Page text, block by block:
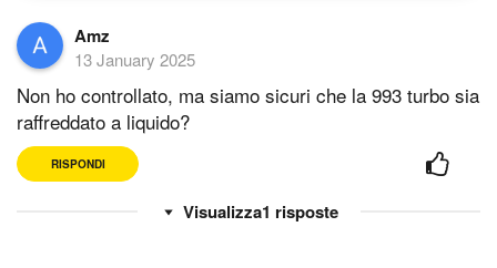
Amz
13 January 2025
Non ho controllato, ma siamo sicuri che la 993 turbo sia
raffreddato a liquido?
RISPONDI
1 risposte